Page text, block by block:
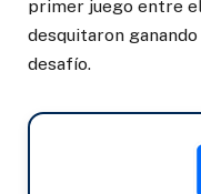
primer juego entre
desquitaron
desafío.